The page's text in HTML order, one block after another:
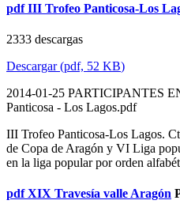
pdf III Trofeo Panticosa-Los
2333 descargas
Descargar(pdf, 52 KB)
2014-01-25 PARTICIPANTES
Panticosa - Los Lagos.pdf
III Trofeo Panticosa-Los Lagos.
de Copa de Aragón y VI Liga
en la liga popular por orden
pdf XIX Travesía valle Aragón